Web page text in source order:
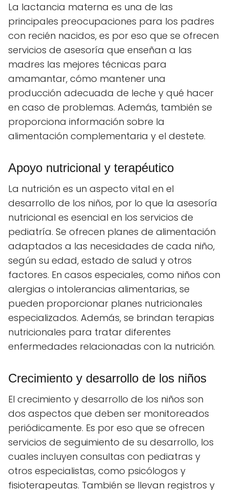
La lactancia materna es una de las
principales preocupaciones para los padres
con recién nacidos, es por eso que se ofrecen
servicios de asesoría que enseñan a las
madres las mejores técnicas para
amamantar, cómo mantener una
producción adecuada de leche y qué hacer
en caso de problemas. Además, también se
proporciona información sobre la
alimentación complementaria y el destete.
Apoyo nutricional y terapéutico
La nutrición es un aspecto vital en el
desarrollo de los niños, por lo que la asesoría
nutricional es esencial en los servicios de
pediatría. Se ofrecen planes de alimentación
adaptados a las necesidades de cada niño,
según su edad, estado de salud y otros
factores. En casos especiales, como niños con
alergias o intolerancias alimentarias, se
pueden proporcionar planes nutricionales
especializados. Además, se brindan terapias
nutricionales para tratar diferentes
enfermedades relacionadas con la nutrición.
Crecimiento y desarrollo de los niños
El crecimiento y desarrollo de los niños son
dos aspectos que deben ser monitoreados
periódicamente. Es por eso que se ofrecen
servicios de seguimiento de su desarrollo, los
cuales incluyen consultas con pediatras y
otros especialistas, como psicólogos y
fisioterapeutas. También se llevan registros y